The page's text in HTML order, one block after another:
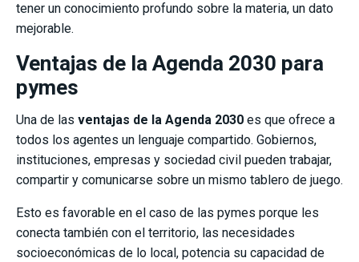
tener un conocimiento profundo sobre la materia, un dato
mejorable.
Ventajas de la Agenda 2030 para
pymes
Una de las ventajas de la Agenda 2030 es que ofrece a
todos los agentes un lenguaje compartido. Gobiernos,
instituciones, empresas y sociedad civil pueden trabajar,
compartir y comunicarse sobre un mismo tablero de juego.
Esto es favorable en el caso de las pymes porque les
conecta también con el territorio, las necesidades
socioeconómicas de lo local, potencia su capacidad de